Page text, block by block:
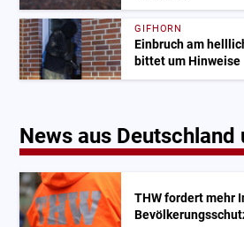
GIFHORN
Einbruch am
bittet um Hinweise
News aus Deutschland
THW fordert mehr